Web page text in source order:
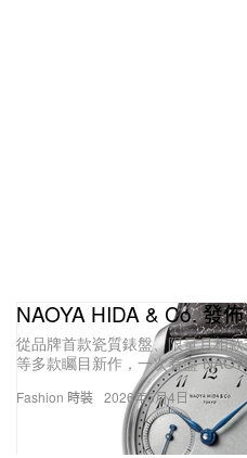
Fashion 時裝
NAOYA HIDA & Co. 發
從品牌首款瓷質錶盤、限量月相
等多款矚目新作，一次看盡
2026年5月4日